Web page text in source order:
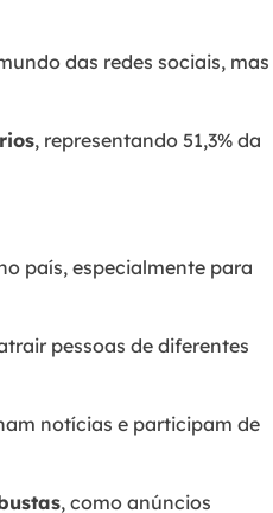
das redes sociais, mas
, representando 51,3% da
país, especialmente para
pessoas de diferentes
notícias e participam de
, como anúncios